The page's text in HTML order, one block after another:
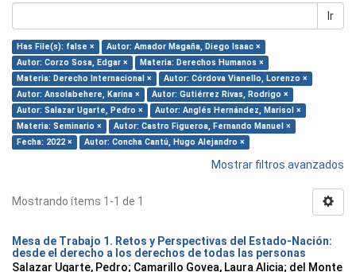
Ir
Has File(s): false ×
Autor: Amador Magaña, Diego Isaac ×
Autor: Corzo Sosa, Edgar ×
Materia: Derechos Humanos ×
Materia: Derecho Internacional ×
Autor: Córdova Vianello, Lorenzo ×
Autor: Ansolabehere, Karina ×
Autor: Gutiérrez Rivas, Rodrigo ×
Autor: Salazar Ugarte, Pedro ×
Autor: Anglés Hernández, Marisol ×
Materia: Seminario ×
Autor: Castro Figueroa, Fernando Manuel ×
Fecha: 2022 ×
Autor: Concha Cantú, Hugo Alejandro ×
Mostrar filtros avanzados
Mostrando ítems 1-1 de 1
Mesa de Trabajo 1. Retos y Perspectivas del Estado-Nación:
desde el derecho a los derechos de todas las personas
Salazar Ugarte, Pedro; Camarillo Govea, Laura Alicia; del Monte